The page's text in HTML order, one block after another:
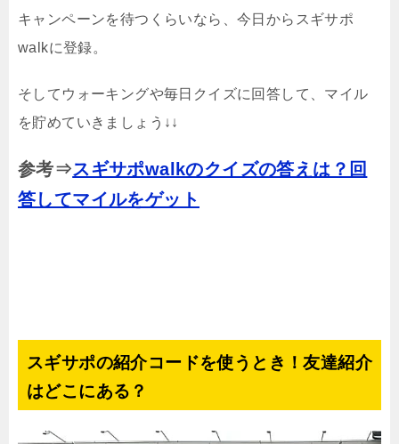
キャンペーンを待つくらいなら、今日からスギサポ
walkに登録。
そしてウォーキングや毎日クイズに回答して、マイル
を貯めていきましょう↓↓
参考⇒スギサポwalkのクイズの答えは？回
答してマイルをゲット
スギサポの紹介コードを使うとき！友達紹介
はどこにある？